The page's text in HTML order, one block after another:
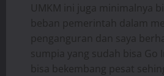
UMKM ini juga minimalnya
beban pemerintah dalam
penganguran dan saya
sumpia yang sudah bisa Go
bisa bekembang pesat